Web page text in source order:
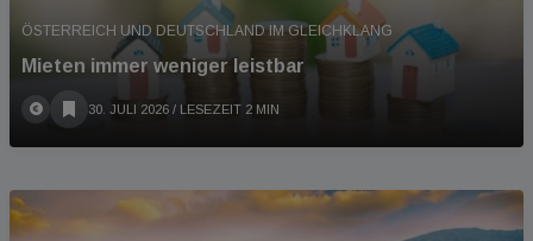
ÖSTERREICH UND DEUTSCHLAND IM GLEICHKLANG
Mieten immer weniger leistbar
30. JULI 2026 / LESEZEIT 2 MIN